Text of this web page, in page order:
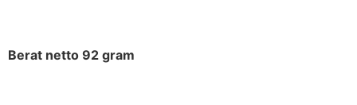
Berat netto 92 gram